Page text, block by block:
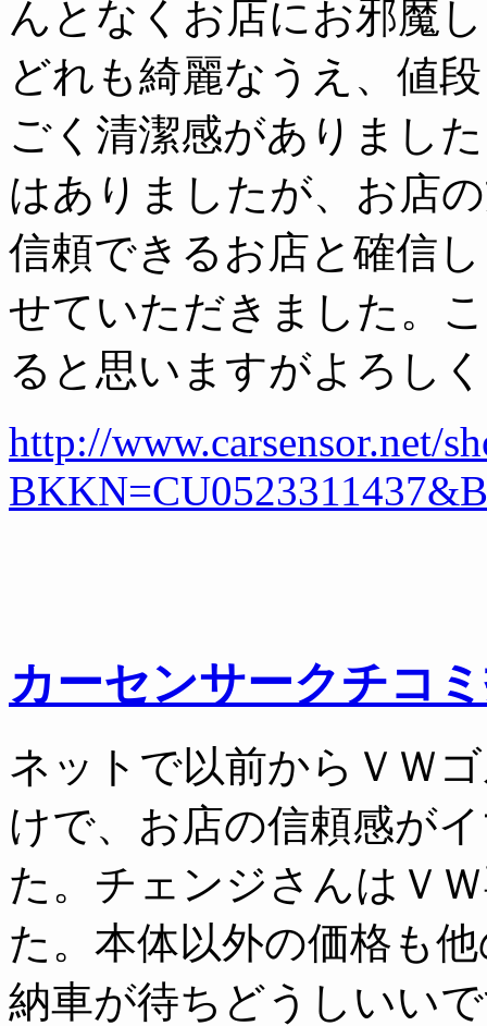
んとなくお店にお邪魔
どれも綺麗なうえ、値
ごく清潔感がありまし
はありましたが、お店
信頼できるお店と確信
せていただきました。
ると思いますがよろし
http://www.carsensor.net/
カーセンサークチコ
ネットで以前からＶＷ
けで、お店の信頼感が
た。チェンジさんはＶ
た。本体以外の価格も
納車が待ちどうしいい